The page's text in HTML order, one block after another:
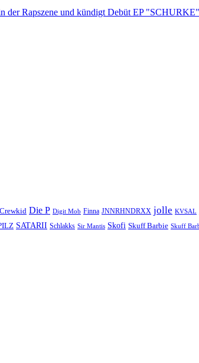
Rapszene und kündigt Debüt EP
Crewkid Die P Digit Mob Finna JNNRHNDRXX jolle KVSAL
SATARII Schlakks Sir Mantis Skofi Skuff Barbie Skuff